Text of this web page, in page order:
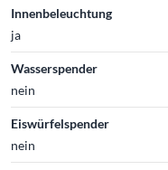
Innenbeleuchtung
ja
Wasserspender
nein
Eiswürfelspender
nein